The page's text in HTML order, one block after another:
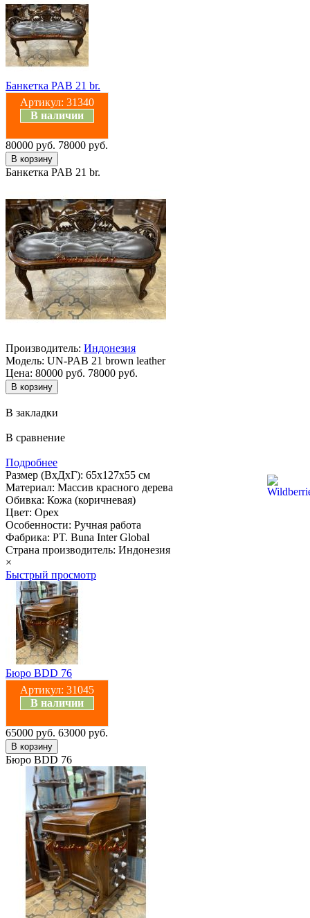
Банкетка PAB 21 br.
Артикул: 31340
В наличии
80000 руб. 78000 руб.
Банкетка PAB 21 br.
Производитель: Индонезия
Модель: UN-PAB 21 brown leather
Цена: 80000 руб. 78000 руб.
В закладки
В сравнение
Подробнее
Размер (ВхДхГ): 65х127х55 см
Материал: Массив красного дерева
Обивка: Кожа (коричневая)
Цвет: Орех
Особенности: Ручная работа
Фабрика: PT. Buna Inter Global
Страна производитель: Индонезия
×
Быстрый просмотр
Бюро BDD 76
Артикул: 31045
В наличии
65000 руб. 63000 руб.
Бюро BDD 76